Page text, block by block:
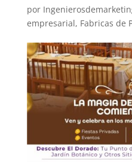
por
empresarial, Fabricas de